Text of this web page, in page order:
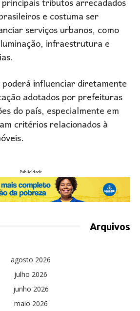
e costuma ser
serviços urbanos, como
infraestrutura e
influenciar diretamente
adotados por prefeituras
do país, especialmente em
critérios relacionados à
Publicidade
Arquivos
agosto 2026
julho 2026
junho 2026
maio 2026